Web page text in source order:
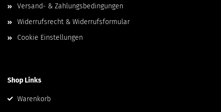
Versand- & Zahlungsbedingungen
Widerrufsrecht & Widerrufsformular
Cookie Einstellungen
Shop Links
Warenkorb